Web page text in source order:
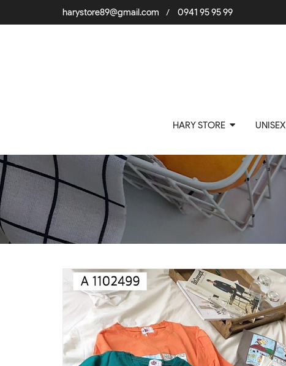
harystore89@gmail.com / 0941 95 95 99
HARY STORE UNISEX